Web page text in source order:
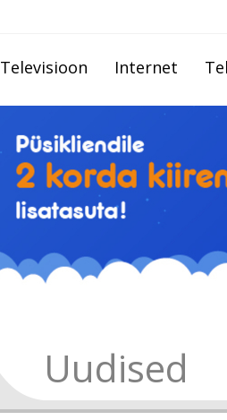
Televisioon Internet
Uudised